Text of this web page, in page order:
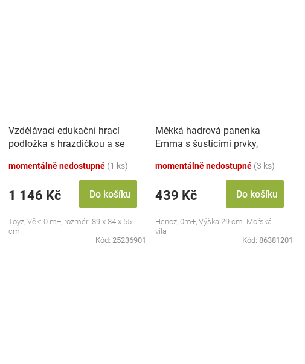
Vzdělávací edukační hrací
podložka s hrazdičkou a se
momentálně nedostupné (1 ks)
1 146 Kč Do košíku
Toyz, Věk: 0 m+, rozměr: 89 x 84 x 55
cm
Kód: 25236901
Měkká hadrová panenka
Emma s šustícími prvky,
momentálně nedostupné (3 ks)
439 Kč Do košíku
Hencz, 0m+, Výška 29 cm. Mořská
víla
Kód: 86381201